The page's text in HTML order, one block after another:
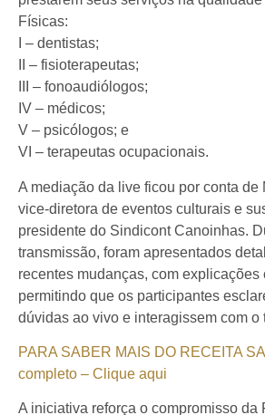
Físicas:
I – dentistas;
II – fisioterapeutas;
III – fonoaudiólogos;
IV – médicos;
V – psicólogos; e
VI – terapeutas ocupacionais.
A mediação da live ficou por conta de
vice-diretora de eventos culturais e
presidente do Sindicont Canoinhas.
transmissão, foram apresentados
recentes mudanças, com explicações
permitindo que os participantes
dúvidas ao vivo e interagissem com o
PARA SABER MAIS DO RECEITA
completo – Clique aqui
A iniciativa reforça o compromisso da